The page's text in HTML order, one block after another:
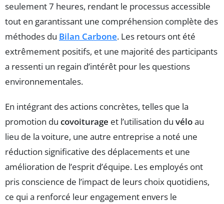
seulement 7 heures, rendant le processus accessible
tout en garantissant une compréhension complète des
méthodes du Bilan Carbone. Les retours ont été
extrêmement positifs, et une majorité des participants
a ressenti un regain d’intérêt pour les questions
environnementales.
En intégrant des actions concrètes, telles que la
promotion du covoiturage et l’utilisation du véloau
lieu de la voiture, une autre entreprise a noté une
réduction significative des déplacements et une
amélioration de l’esprit d’équipe. Les employés ont
pris conscience de l’impact de leurs choix quotidiens,
ce qui a renforcé leur engagement envers le